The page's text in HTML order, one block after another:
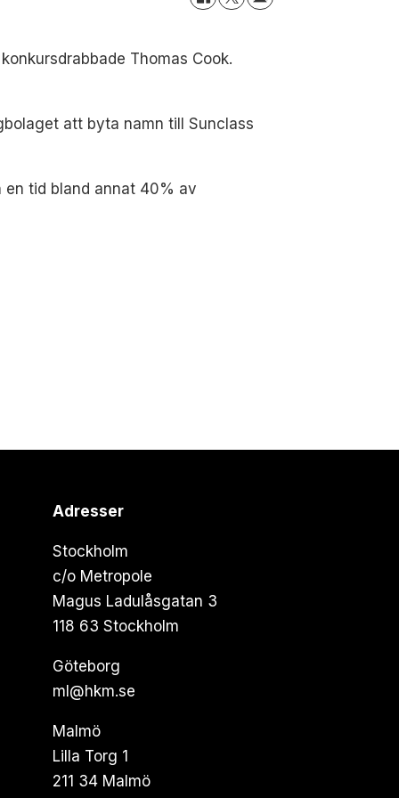
Thomas Cook.
att byta namn till Sunclass
en tid bland annat 40% av
Adresser
Stockholm
c/o Metropole
Magus Ladulåsgatan 3
118 63 Stockholm
Göteborg
ml@hkm.se
Malmö
Lilla Torg 1
211 34 Malmö